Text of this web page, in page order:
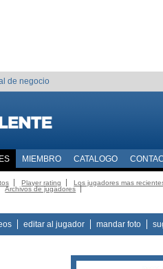
de negocio
MIEMBRO CATALOGO
Player rating
Los jugadores mas
Archivos de jugadores
editar al jugador mandar foto